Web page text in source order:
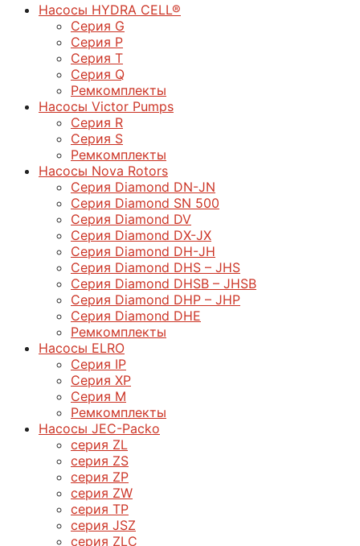
Насосы HYDRA CELL®
Серия G
Серия P
Серия T
Серия Q
Ремкомплекты
Насосы Victor Pumps
Серия R
Серия S
Ремкомплекты
Насосы Nova Rotors
Серия Diamond DN-JN
Серия Diamond SN 500
Серия Diamond DV
Серия Diamond DX-JX
Серия Diamond DH-JH
Серия Diamond DHS – JHS
Серия Diamond DHSB – JHSB
Серия Diamond DHP – JHP
Серия Diamond DHE
Ремкомплекты
Насосы ELRO
Серия IP
Серия XP
Серия M
Ремкомплекты
Насосы JEC-Packo
серия ZL
серия ZS
серия ZP
серия ZW
серия TP
серия JSZ
серия ZLC